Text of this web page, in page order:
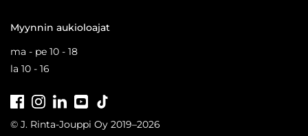
Myynnin aukioloajat
ma - pe 10 - 18
la 10 - 16
FacebookInstagramLinkedInYoutube
© J. Rinta-Jouppi Oy 2019–2026